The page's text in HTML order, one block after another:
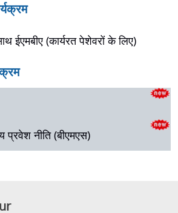
कार्यकारी कार्यक्रम
ईएमबीए (कार्यरत पेशेवरों के लिए)
स्नातक कार्यक्रम
प्रवेश नीति (बीएमएस)